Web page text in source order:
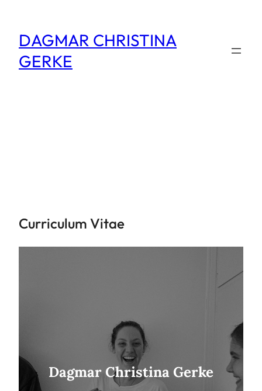
springen
DAGMAR CHRISTINA
GERKE
Curriculum Vitae
Dagmar Christina Gerke